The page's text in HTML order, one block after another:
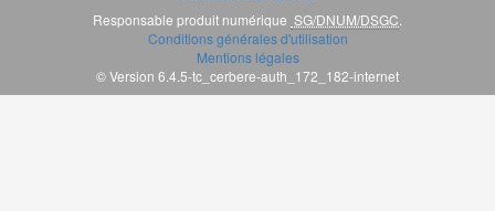
Responsable produit numérique SG/DNUM/DSGC
Conditions générales d'utilisation
Mentions légales
© Version 6.4.5-tc_cerbere-auth_172_182-internet